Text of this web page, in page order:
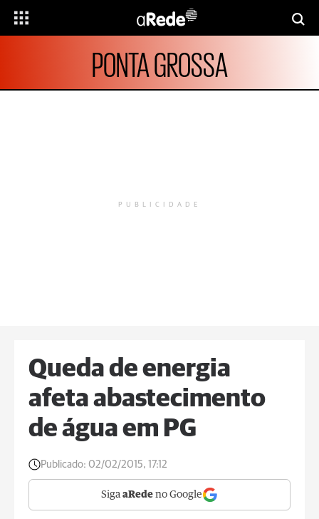
PONTA GROSSA
PUBLICIDADE
Queda de energia
afeta abastecimento
de água em PG
Publicado: 02/02/2015, 17:12
Siga aRede no Google